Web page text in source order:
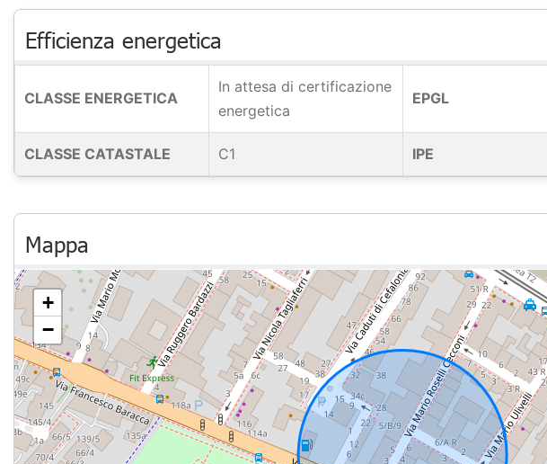
Efficienza energetica
CLASSE ENERGETICA
In attesa di certificazione
energetica
EPGL
CLASSE CATASTALE C1 IPE
Mappa
+
−